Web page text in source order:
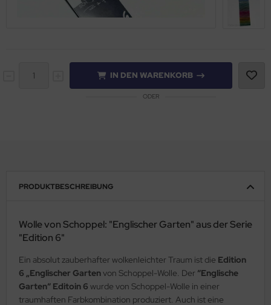
IN DEN WARENKORB
ODER
PRODUKTBESCHREIBUNG
Wolle von Schoppel: "Englischer Garten" aus der Serie
"Edition 6"
Ein absolut zauberhafter wolkenleichter Traum ist die Edition
6 „Englischer Gartenvon Schoppel-Wolle. Der “Englische
Garten“ Editoin 6 wurde von Schoppel-Wolle in einer
traumhaften Farbkombination produziert. Auch ist eine